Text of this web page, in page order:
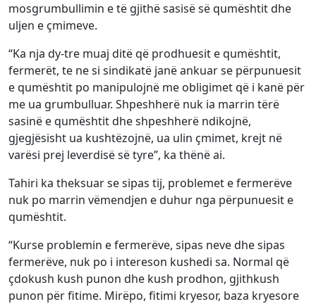
mosgrumbullimin e të gjithë sasisë së qumështit dhe
uljen e çmimeve.
“Ka nja dy-tre muaj ditë që prodhuesit e qumështit,
fermerët, te ne si sindikatë janë ankuar se përpunuesit
e qumështit po manipulojnë me obligimet që i kanë për
me ua grumbulluar. Shpeshherë nuk ia marrin tërë
sasinë e qumështit dhe shpeshherë ndikojnë,
gjegjësisht ua kushtëzojnë, ua ulin çmimet, krejt në
varësi prej leverdisë së tyre”, ka thënë ai.
Tahiri ka theksuar se sipas tij, problemet e fermerëve
nuk po marrin vëmendjen e duhur nga përpunuesit e
qumështit.
“Kurse problemin e fermerëve, sipas neve dhe sipas
fermerëve, nuk po i intereson kushedi sa. Normal që
çdokush kush punon dhe kush prodhon, gjithkush
punon për fitime. Mirëpo, fitimi kryesor, baza kryesore